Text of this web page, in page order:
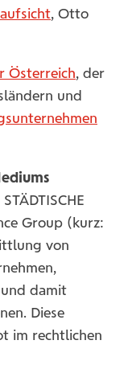
, Otto
Österreich, der
und
Group (kurz:
von
damit
Diese
im rechtlichen